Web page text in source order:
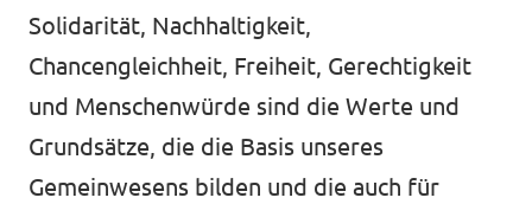
Solidarität, Nachhaltigkeit,
Chancengleichheit, Freiheit, Gerechtigkeit
und Menschenwürde sind die Werte und
Grundsätze, die die Basis unseres
Gemeinwesens bilden und die auch für